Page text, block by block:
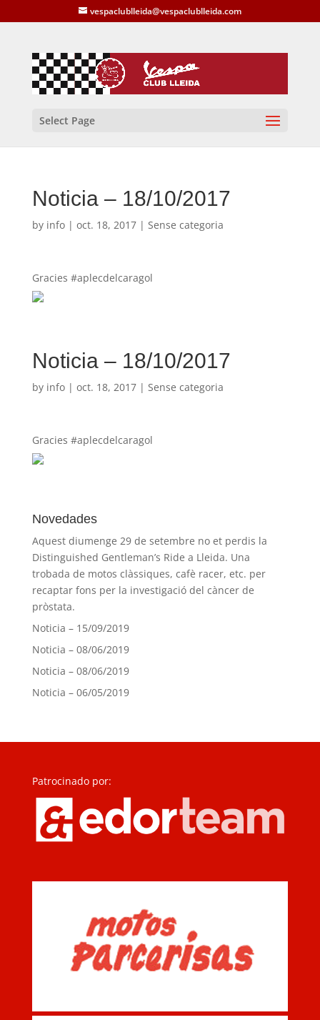
vespaclublleida@vespaclublleida.com
Select Page
Noticia – 18/10/2017
by info| oct. 18, 2017| Sense categoria
Gracies #aplecdelcaragol
Noticia – 18/10/2017
by info| oct. 18, 2017| Sense categoria
Gracies #aplecdelcaragol
Novedades
Aquest diumenge 29 de setembre no et perdis la
Distinguished Gentleman’s Ride a Lleida. Una
trobada de motos clàssiques, cafè racer, etc. per
recaptar fons per la investigació del càncer de
pròstata.
Noticia – 15/09/2019
Noticia – 08/06/2019
Noticia – 08/06/2019
Noticia – 06/05/2019
Patrocinado por: